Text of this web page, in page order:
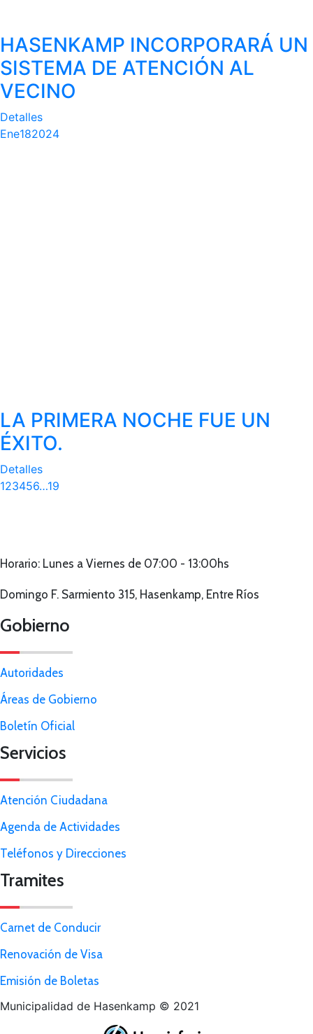
HASENKAMP INCORPORARÁ UN
SISTEMA DE ATENCIÓN AL
VECINO
Detalles
Ene182024
LA PRIMERA NOCHE FUE UN
ÉXITO.
Detalles
123456…19
Horario: Lunes a Viernes de 07:00 - 13:00hs
Domingo F. Sarmiento 315, Hasenkamp, Entre Ríos
Gobierno
Autoridades
Áreas de Gobierno
Boletín Oficial
Servicios
Atención Ciudadana
Agenda de Actividades
Teléfonos y Direcciones
Tramites
Carnet de Conducir
Renovación de Visa
Emisión de Boletas
Municipalidad de Hasenkamp © 2021